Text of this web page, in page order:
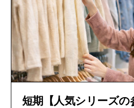
短期【人気シリーズの